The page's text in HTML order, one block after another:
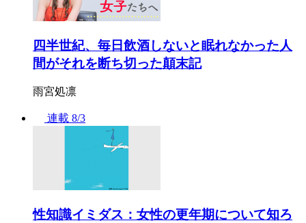
四半世紀、毎日飲酒しないと眠れなかった人
間がそれを断ち切った顛末記
雨宮処凛
連載 8/3
性知識イミダス：女性の更年期について知ろ